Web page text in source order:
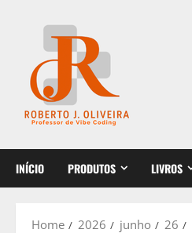
content
INÍCIO PRODUTOS LIVROS
Home 2026 junho 26